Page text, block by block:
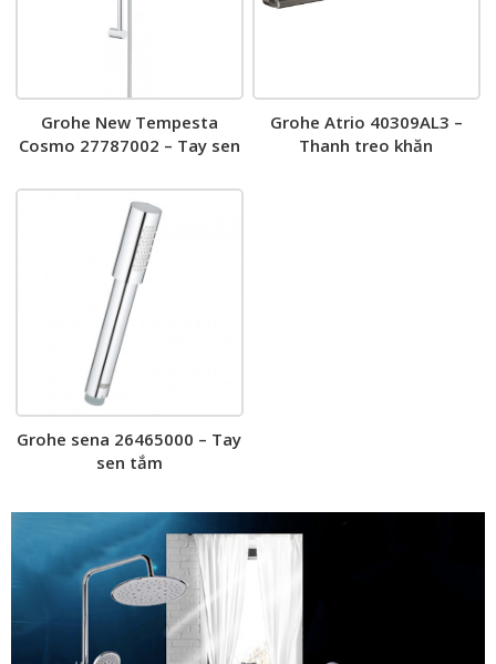
Grohe New Tempesta
Cosmo 27787002 – Tay sen
Grohe Atrio 40309AL3 –
Thanh treo khăn
Grohe sena 26465000 – Tay
sen tắm